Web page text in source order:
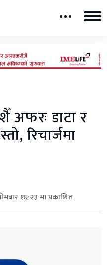
अफरः डाटा र
रिचार्जमा
१६:२३ मा प्रकाशित